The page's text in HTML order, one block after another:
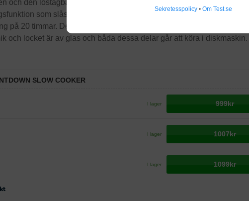
Sekretesspolicy • Om Test.se
och den löstagbara grytan går att använda i både ugn och mikro, om
som slås på automatiskt när tillagningen är klar och en
på 20 timmar. Den har även en tydlig display som gör den lätt att
och locket är av glas och båda dessa delar går att köra i diskmaskin.
SLOW COOKER
I lager 999kr
I lager 1007kr
I lager 1099kr